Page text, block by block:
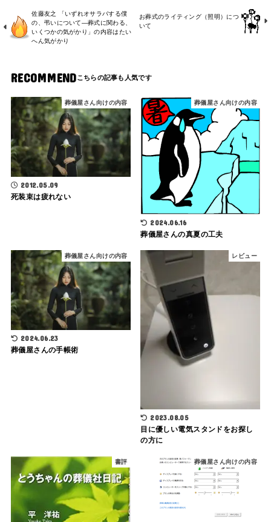
佐藤友之 「いずれオサラバする僕
の、弔いについて―葬式に関わる、
いくつかの気がかり」の内容はたい
へん気がかり
お葬式のライティング（照明）につ
いて
RECOMMEND
葬儀屋さん向けの内容
2012.05.09
死装束は疲れない
葬儀屋さん向けの内容
2024.06.16
葬儀屋さんの真夏の工夫
葬儀屋さん向けの内容
2024.06.23
葬儀屋さんの手帳術
レビュー
2023.08.05
目に優しい電気スタンドをお探し
の方に
書評 葬儀屋さん向けの内容